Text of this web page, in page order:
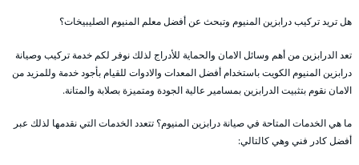
هل تريد تركيب درابزين المنيوم وتبحث عن أفضل معلم المنيوم الصليبيخات؟
تعد الدرابزين من أهم وسائل الامان والحماية للأدراج لذلك نوفر لكم خدمة تركيب وصيانة
درابزين المنيوم الكويت باستخدام أفضل المعدات والادوات للقيام بأجود خدمة وللمزيد من
الامان نقوم بتثبيت الدرابزين بمسامير عالية الجودة ومتميزة بصلابة والمتانة.
ما هي الخدمات المتاحة في صيانة درابزين المنيوم؟ تتعدد الخدمات التي نقدمها لذلك عبر
أفضل كادر فني وهي كالتالي: